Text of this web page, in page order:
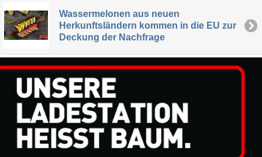
Wassermelonen aus neuen
Herkunftsländern kommen in die EU zur
Deckung der Nachfrage